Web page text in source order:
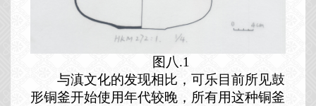
图八.1
与滇文化的发现相比，可乐目前所见鼓
形铜釜开始使用年代较晚，所有用这种铜釜